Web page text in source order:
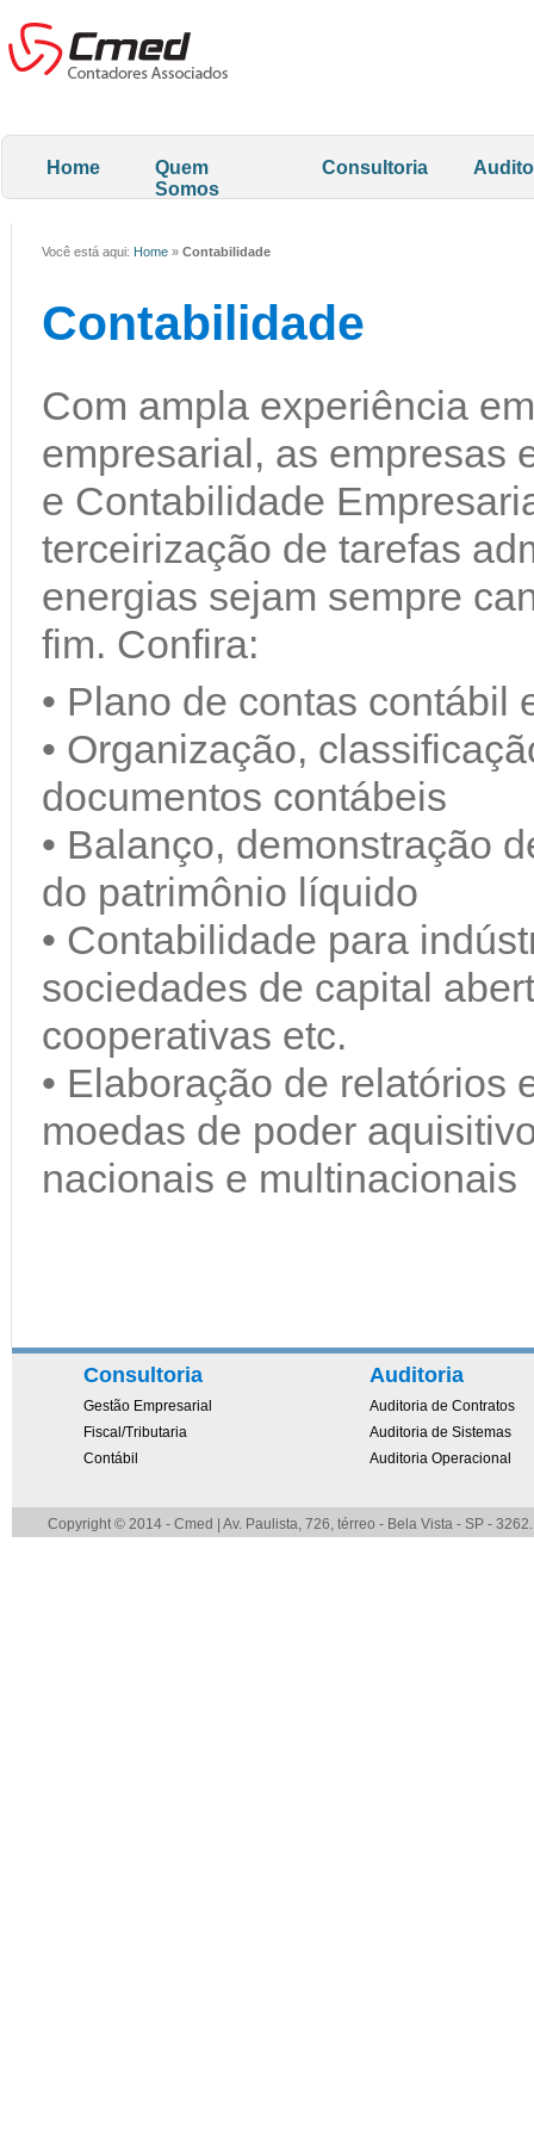
Home
Quem
Somos
Consultoria
Você está aqui: Home » Contabilidade
Contabilidade
Com ampla experiência
empresarial, as empresas
e Contabilidade
terceirização de tarefas
energias sejam sempre
fim. Confira:
• Plano de contas contábil
• Organização,
documentos contábeis
• Balanço, demonstração
do patrimônio líquido
• Contabilidade para
sociedades de capital
cooperativas etc.
• Elaboração de relatórios
moedas de poder
nacionais e multinacionais
Consultoria
Gestão Empresarial
Fiscal/Tributaria
Contábil
Auditoria
Auditoria de Contratos
Auditoria de Sistemas
Auditoria Operacional
Copyright © 2014 - Cmed | Av. Paulista, 726, térreo - Bela Vista - SP -